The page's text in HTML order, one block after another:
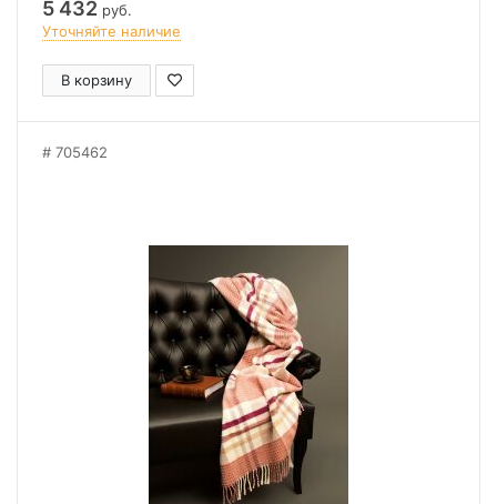
5 432 руб.
Уточняйте наличие
В корзину
705462